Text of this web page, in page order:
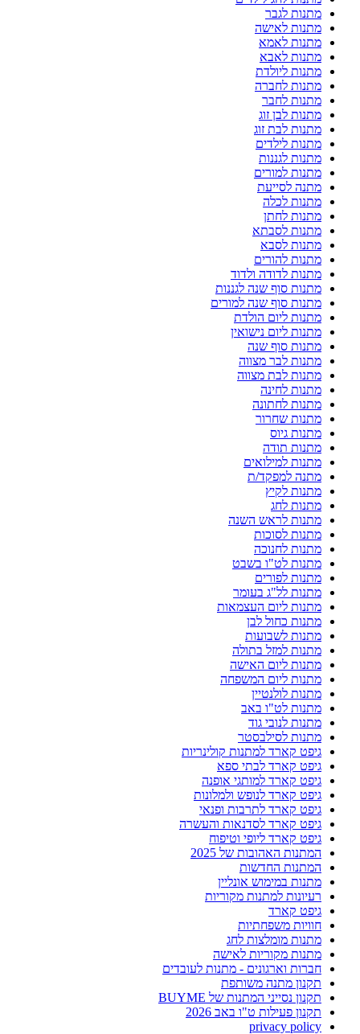
מתנות לגבר
מתנות לאישה
מתנות לאמא
מתנות לאבא
מתנות ליולדת
מתנות לחברה
מתנות לחבר
מתנות לבן זוג
מתנות לבת זוג
מתנות לילדים
מתנות לגננות
מתנות למורים
מתנה לסייעת
מתנות לכלה
מתנות לחתן
מתנות לסבתא
מתנות לסבא
מתנות להורים
מתנות לדודה ולדוד
מתנות סוף שנה לגננות
מתנות סוף שנה למורים
מתנות ליום הולדת
מתנות ליום נישואין
מתנות סוף שנה
מתנות לבר מצווה
מתנות לבת מצווה
מתנות לחינה
מתנות לחתונה
מתנות שחרור
מתנות גיוס
מתנות תודה
מתנות למילואים
מתנה למפקד/ת
מתנות לקיץ
מתנות לחג
מתנות לראש השנה
מתנות לסוכות
מתנות לחנוכה
מתנות לט"ו בשבט
מתנות לפורים
מתנות לל"ג בעומר
מתנות ליום העצמאות
מתנות כחול לבן
מתנות לשבועות
מתנות למזל בתולה
מתנות ליום האישה
מתנות ליום המשפחה
מתנות לולנטיין
מתנות לט"ו באב
מתנות לנובי גוד
מתנות לסילבסטר
גיפט קארד למתנות קולינריות
גיפט קארד לבתי ספא
גיפט קארד למותגי אופנה
גיפט קארד לנופש ולמלונות
גיפט קארד לתרבות ופנאי
גיפט קארד לסדנאות והעשרה
גיפט קארד ליופי וטיפוח
המתנות האהובות של 2025
המתנות החדשות
מתנות במימוש אונליין
רעיונות למתנות מקוריות
גיפט קארד
חוויות משפחתיות
מתנות מומלצות לחג
מתנות מקוריות לאישה
חברות וארגונים - מתנות לעובדים
תקנון מתנה משותפת
תקנון נסייני המתנות של BUYME
תקנון פעילות ט"ו באב 2026
privacy policy